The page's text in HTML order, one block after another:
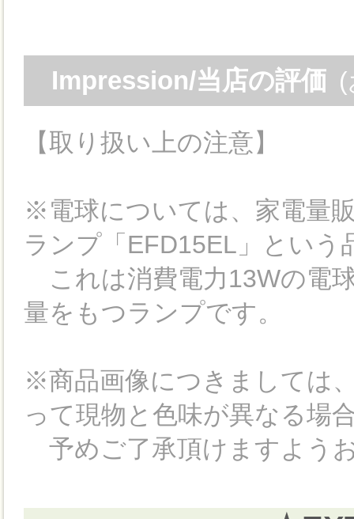
Impression/当店の評価
【取り扱い上の注意】
※電球については、家電量
ランプ「EFD15EL」とい
これは消費電力13Wの電
量をもつランプです。
※商品画像につきましては
って現物と色味が異なる場
予めご了承頂けますよう